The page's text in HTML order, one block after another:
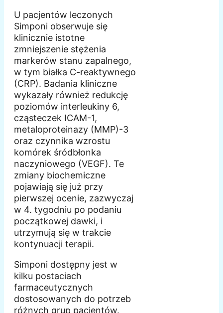
U pacjentów leczonych
Simponi obserwuje się
klinicznie istotne
zmniejszenie stężenia
markerów stanu zapalnego,
w tym białka C-reaktywnego
(CRP). Badania kliniczne
wykazały również redukcję
poziomów interleukiny 6,
cząsteczek ICAM-1,
metaloproteinazy (MMP)-3
oraz czynnika wzrostu
komórek śródbłonka
naczyniowego (VEGF). Te
zmiany biochemiczne
pojawiają się już przy
pierwszej ocenie, zazwyczaj
w 4. tygodniu po podaniu
początkowej dawki, i
utrzymują się w trakcie
kontynuacji terapii.
Simponi dostępny jest w
kilku postaciach
farmaceutycznych
dostosowanych do potrzeb
różnych grup pacjentów.